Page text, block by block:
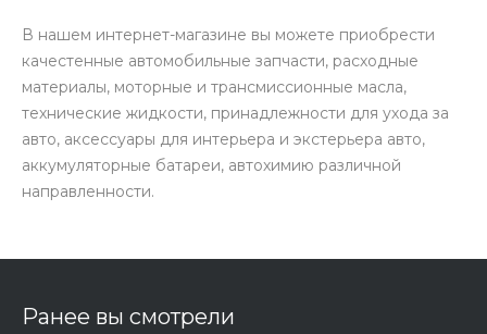
В нашем интернет-магазине вы можете приобрести
качестенные автомобильные запчасти, расходные
материалы, моторные и трансмиссионные масла,
технические жидкости, принадлежности для ухода за
авто, аксессуары для интерьера и экстерьера авто,
аккумуляторные батареи, автохимию различной
направленности.
Ранее вы смотрели